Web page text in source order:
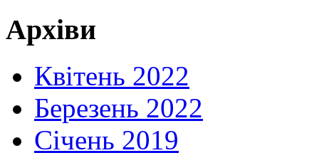
Архіви
Квітень 2022
Березень 2022
Січень 2019